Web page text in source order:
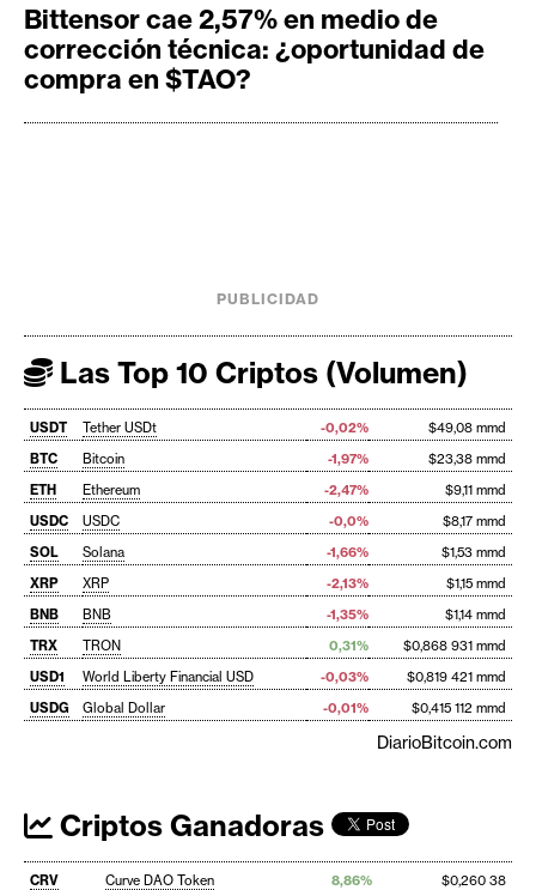
Bittensor cae 2,57% en medio de
corrección técnica: ¿oportunidad de
compra en $TAO?
PUBLICIDAD
Las Top 10 Criptos (Volumen)
USDT Tether USDt -0,02%
$49,08 mmd
BTC
Bitcoin -1,97%
$23,38 mmd
ETH
Ethereum -2,47%
$9,11 mmd
USDC
USDC -0,0%
$8,17 mmd
SOL
Solana -1,66%
$1,53 mmd
XRP
XRP -2,13%
$1,15 mmd
BNB
BNB -1,35%
$1,14 mmd
TRX
TRON 0,31%
$0,868 931 mmd
USD1
World Liberty Financial USD -0,03%
$0,819 421 mmd
USDG
Global Dollar -0,01% $0,415 112 mmd
DiarioBitcoin.com
Criptos Ganadoras
CRV Curve DAO Token 8,86%
$0,260 38